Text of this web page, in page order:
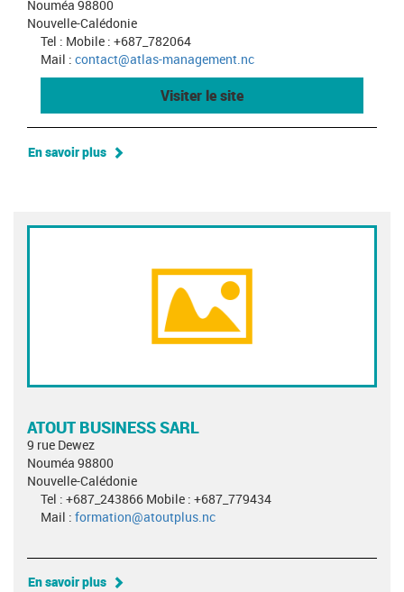
Nouméa 98800
Nouvelle-Calédonie
Tel : Mobile : +687_782064
Mail : contact@atlas-management.nc
Visiter le site
En savoir plus
ATOUT BUSINESS SARL
9 rue Dewez
Nouméa 98800
Nouvelle-Calédonie
Tel : +687_243866 Mobile : +687_779434
Mail : formation@atoutplus.nc
En savoir plus